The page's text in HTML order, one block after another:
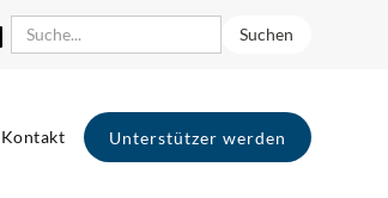
Kontakt Unterstützer werden